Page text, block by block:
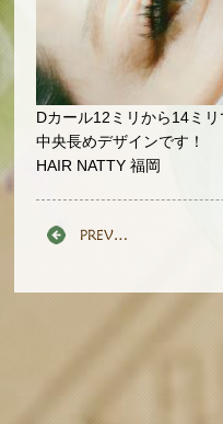
Dカール12ミリから14ミリ
中央長めデザインです！
HAIR NATTY 福岡